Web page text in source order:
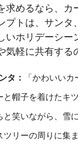
求めるなら、カ
プトは、サンタ
いホリデーシー
軽に共有する
タ：
「かわいい
と帽子を着けたキ
笑いながら、雪
リーの周りに集